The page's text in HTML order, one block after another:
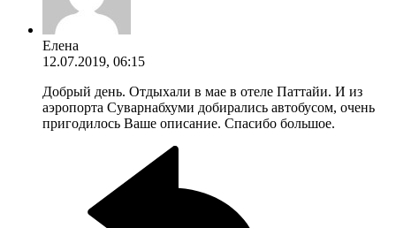
Елена
12.07.2019, 06:15
Добрый день. Отдыхали в мае в отеле Паттайи. И из
аэропорта Суварнабхуми добирались автобусом, очень
пригодилось Ваше описание. Спасибо большое.